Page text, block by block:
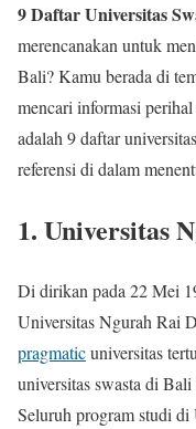
9 Daftar Universitas
merencanakan untuk
Bali? Kamu berada di
mencari informasi
adalah 9 daftar
referensi di dalam
1. Universitas
Di dirikan pada 22 Mei
Universitas Ngurah Rai
pragmaticuniversitas
universitas swasta di
Seluruh program studi